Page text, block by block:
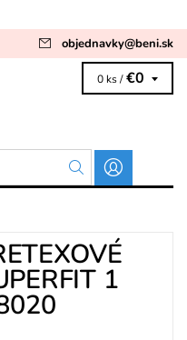
objednavky@beni.sk
0 ks / €0
1